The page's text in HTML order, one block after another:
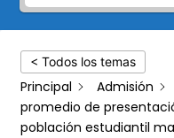
promedio
de
presentación
para
< Todos los temas
Principal Admisión
promedio de
población estudiantil